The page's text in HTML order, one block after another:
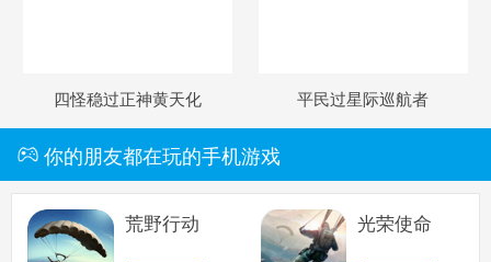
四怪稳过正神黄天化 平民过星际巡航者
你的朋友都在玩的手机游戏
荒野行动 光荣使命